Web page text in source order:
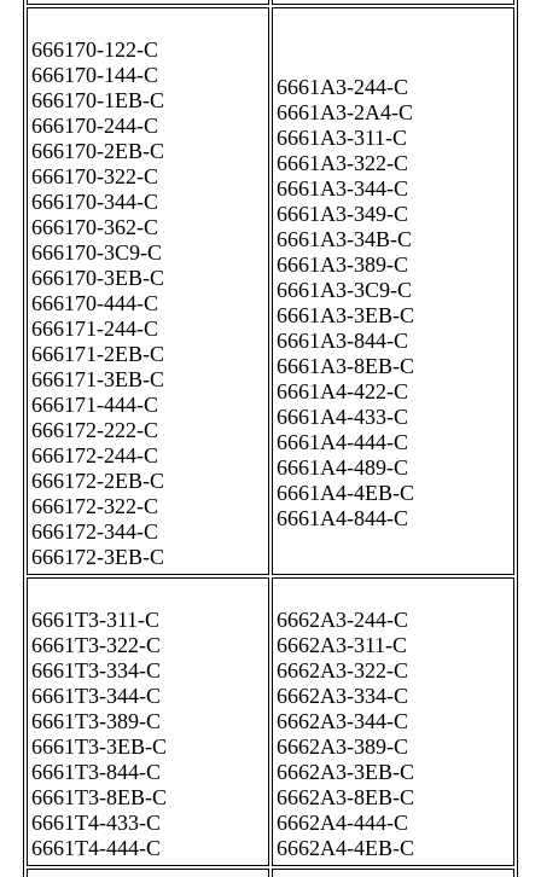
666170-122-C
666170-144-C
666170-1EB-C
666170-244-C
666170-2EB-C
666170-322-C
666170-344-C
666170-362-C
666170-3C9-C
666170-3EB-C
666170-444-C
666171-244-C
666171-2EB-C
666171-3EB-C
666171-444-C
666172-222-C
666172-244-C
666172-2EB-C
666172-322-C
666172-344-C
666172-3EB-C
6661A3-244-C
6661A3-2A4-C
6661A3-311-C
6661A3-322-C
6661A3-344-C
6661A3-349-C
6661A3-34B-C
6661A3-389-C
6661A3-3C9-C
6661A3-3EB-C
6661A3-844-C
6661A3-8EB-C
6661A4-422-C
6661A4-433-C
6661A4-444-C
6661A4-489-C
6661A4-4EB-C
6661A4-844-C
6661T3-311-C
6661T3-322-C
6661T3-334-C
6661T3-344-C
6661T3-389-C
6661T3-3EB-C
6661T3-844-C
6661T3-8EB-C
6661T4-433-C
6661T4-444-C
6662A3-244-C
6662A3-311-C
6662A3-322-C
6662A3-334-C
6662A3-344-C
6662A3-389-C
6662A3-3EB-C
6662A3-8EB-C
6662A4-444-C
6662A4-4EB-C